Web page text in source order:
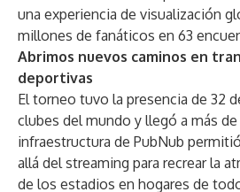
una experiencia de visualización
millones de fanáticos en 63
Abrimos nuevos caminos en
deportivas
El torneo tuvo la presencia de 32
clubes del mundo y llegó a más
infraestructura de PubNub
allá del streaming para recrear la
de los estadios en hogares de